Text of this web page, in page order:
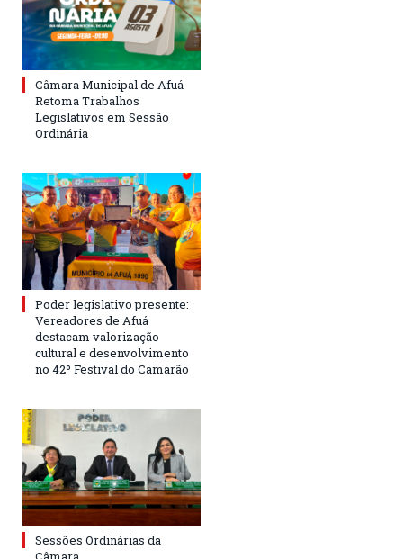
Câmara Municipal de Afuá
Retoma Trabalhos
Legislativos em Sessão
Ordinária
Poder legislativo presente:
Vereadores de Afuá
destacam valorização
cultural e desenvolvimento
no 42º Festival do Camarão
Sessões Ordinárias da